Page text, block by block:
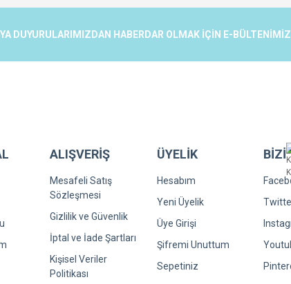
bilgilerinde hatalar bulunuyor.
DUYURULARIMIZDAN HABERDAR OLMAK İÇİN E-
ALIŞVERİŞ
Mesafeli Satış
Sözleşmesi
Gizlilik ve Güvenlik
İptal ve İade Şartları
Kişisel Veriler
Politikası
ÜYELİK
Hesabım
Yeni Üyelik
Üye Girişi
Şifremi Unuttum
Sepetiniz
BİZİ